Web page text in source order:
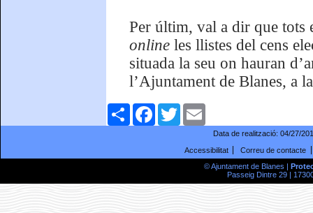
Per últim, val a dir que tots
onlineles llistes del cens
situada la seu on hauran
l’Ajuntament de Blanes, a
ComparteixFacebookTwitter
Data de realització: 04/27/
Accessibilitat
Correu de contacte
© Ajuntament de Blanes |
Passeig Dintre 29 |